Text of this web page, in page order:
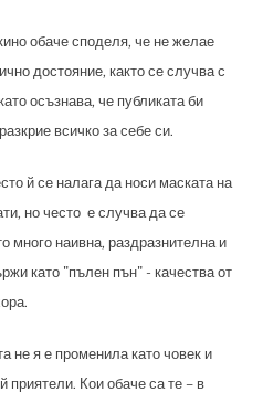
обаче споделя, че не желае
достояние, както се случва с
осъзнава, че публиката би
всичко за себе си.
й се налага да носи маската на
но често е случва да се
много наивна, раздразнителна и
като "пълен пън" - качества от
не я е променила като човек и
приятели. Кои обаче са те – в